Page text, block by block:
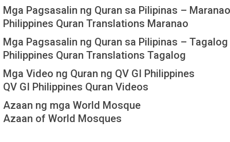
Mga Pagsasalin ng Quran sa Pilipinas – Maranao
Philippines Quran Translations Maranao
Mga Pagsasalin ng Quran sa Pilipinas – Tagalog
Philippines Quran Translations Tagalog
Mga Video ng Quran ng QV GI Philippines
QV GI Philippines Quran Videos
Azaan ng mga World Mosque
Azaan of World Mosques